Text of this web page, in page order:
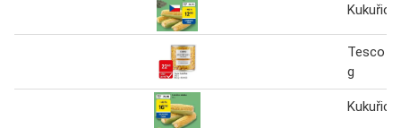
Kukuřice
Tesco
g
Kukuřice